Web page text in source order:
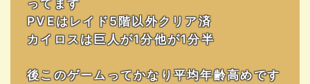
ってます
PVEはレイド5階以外クリア済
カイロスは巨人が1分他が1分半
後このゲームってかなり平均年齢高めです